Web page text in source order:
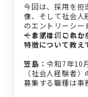
今回は、採用を担
像、そして社会人
のエントリーシー
くお話を伺いまし
ーまずは、これか
特徴について教え
笠島：令和7年10
（社会人経験者）
募集する職種は事